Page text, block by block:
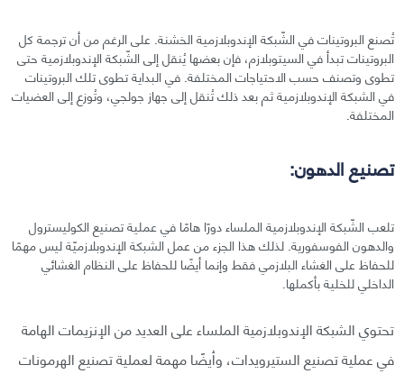
تُصنع البروتينات في الشّبكة الإندوبلازمية الخشنة. على الرغم من أن ترجمة كل
البروتينات تبدأ في السيتوبلازم، فإن بعضها يُنقل إلى الشّبكة الإندوبلازمية حتى
تطوى وتصنف حسب الاحتياجات المختلفة. في البداية تطوى تلك البروتينات
في الشبكة الإندوبلازمية ثم بعد ذلك تُنقل إلى جهاز جولجي، وتُوزع إلى العضيات
المختلفة.
تصنيع الدهون:
تلعب الشّبكة الإندوبلازمية الملساء دورًا هامًا في عملية تصنيع الكوليسترول
والدهون الفوسفورية. لذلك هذا الجزء من عمل الشبكة الإندوبلازميّة ليس مهمًا
للحفاظ على الغشاء البلازمي فقط وإنما أيضًا للحفاظ على النظام الغشائي
الداخلي للخلية بأكملها.
تحتوي الشبكة الإندوبلازمية الملساء على العديد من الإنزيمات الهامة
في عملية تصنيع الستيرويدات، وأيضًا مهمة لعملية تصنيع الهرمونات